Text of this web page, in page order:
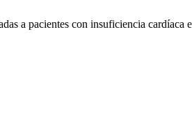
a pacientes con insuficiencia cardíaca